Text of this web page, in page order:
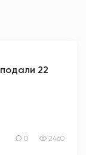
22
0 2460